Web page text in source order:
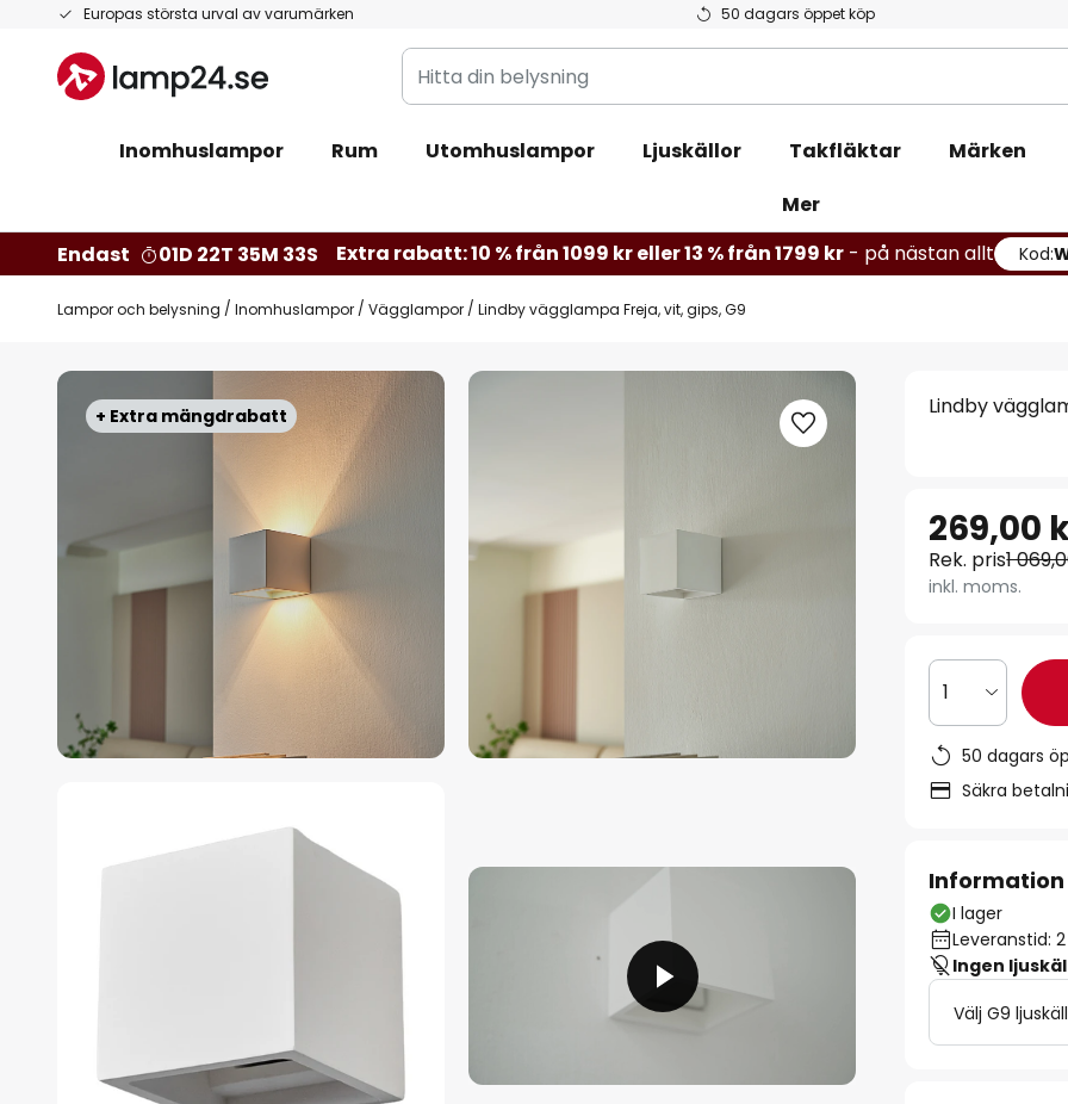
Europas största urval av varumärken 50 dagars öppet köp
Hoppa
innehållet
Hitta
din
Inomhuslampor
Rum Utomhuslampor Ljuskällor Takfläktar
Märken
Mer
Endast
01D 22T 35M 32S Extra rabatt: 10 % från 1099 kr eller 13 % från 1799 kr - på nästan allt Kod:
Lampor och belysning Inomhuslampor Vägglampor Lindby vägglampa Freja, vit, gips, G9
+ Extra mängdrabatt
Hoppa
Lindby
269,00
Rek. pris1
inkl. moms.
1
50 dagars
Säkra
I lager
Leveranstid:
Ingen
Välj G9